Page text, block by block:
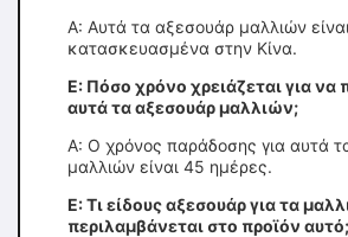
Α: Αυτά τα αξεσουάρ μαλλιών είναι
κατασκευασμένα στην Κίνα.
Ε: Πόσο χρόνο χρειάζεται για να
αυτά τα αξεσουάρ μαλλιών;
Α: Ο χρόνος παράδοσης για αυτά
μαλλιών είναι 45 ημέρες.
Ε: Τι είδους αξεσουάρ για τα
περιλαμβάνεται στο προϊόν αυτό;